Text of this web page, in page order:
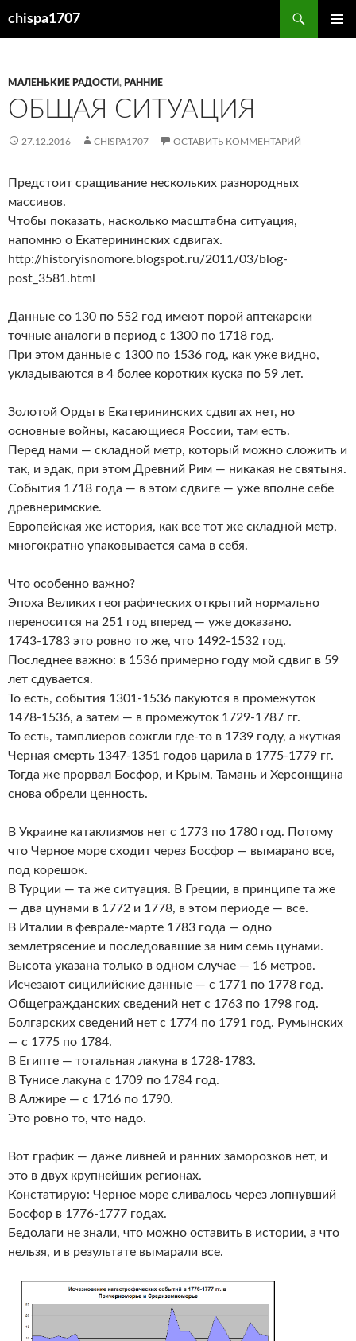
chispa1707
МАЛЕНЬКИЕ РАДОСТИ, РАННИЕ
ОБЩАЯ СИТУАЦИЯ
27.12.2016 CHISPA1707 ОСТАВИТЬ КОММЕНТАРИЙ
Предстоит сращивание нескольких разнородных
массивов.
Чтобы показать, насколько масштабна ситуация,
напомню о Екатерининских сдвигах.
http://historyisnomore.blogspot.ru/2011/03/blog-
post_3581.html
Данные со 130 по 552 год имеют порой аптекарски
точные аналоги в период с 1300 по 1718 год.
При этом данные с 1300 по 1536 год, как уже видно,
укладываются в 4 более коротких куска по 59 лет.
Золотой Орды в Екатерининских сдвигах нет, но
основные войны, касающиеся России, там есть.
Перед нами — складной метр, который можно сложить и
так, и эдак, при этом Древний Рим — никакая не святыня.
События 1718 года — в этом сдвиге — уже вполне себе
древнеримские.
Европейская же история, как все тот же складной метр,
многократно упаковывается сама в себя.
Что особенно важно?
Эпоха Великих географических открытий нормально
переносится на 251 год вперед — уже доказано.
1743-1783 это ровно то же, что 1492-1532 год.
Последнее важно: в 1536 примерно году мой сдвиг в 59
лет сдувается.
То есть, события 1301-1536 пакуются в промежуток
1478-1536, а затем — в промежуток 1729-1787 гг.
То есть, тамплиеров сожгли где-то в 1739 году, а жуткая
Черная смерть 1347-1351 годов царила в 1775-1779 гг.
Тогда же прорвал Босфор, и Крым, Тамань и Херсонщина
снова обрели ценность.
В Украине катаклизмов нет с 1773 по 1780 год. Потому
что Черное море сходит через Босфор — вымарано все,
под корешок.
В Турции — та же ситуация. В Греции, в принципе та же
— два цунами в 1772 и 1778, в этом периоде — все.
В Италии в феврале-марте 1783 года — одно
землетрясение и последовавшие за ним семь цунами.
Высота указана только в одном случае — 16 метров.
Исчезают сицилийские данные — с 1771 по 1778 год.
Общегражданских сведений нет с 1763 по 1798 год.
Болгарских сведений нет с 1774 по 1791 год. Румынских
— с 1775 по 1784.
В Египте — тотальная лакуна в 1728-1783.
В Тунисе лакуна с 1709 по 1784 год.
В Алжире — с 1716 по 1790.
Это ровно то, что надо.
Вот график — даже ливней и ранних заморозков нет, и
это в двух крупнейших регионах.
Констатирую: Черное море сливалось через лопнувший
Босфор в 1776-1777 годах.
Бедолаги не знали, что можно оставить в истории, а что
нельзя, и в результате вымарали все.